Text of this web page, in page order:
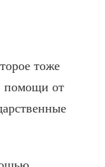
тоже
помощи от